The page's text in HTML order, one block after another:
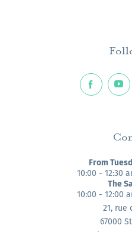
From
10:00 - 12:30
The
10:00 - 12:00
21, rue
67000